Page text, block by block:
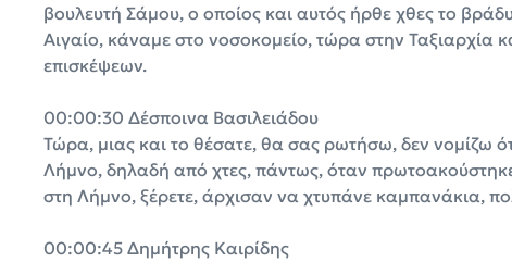
βουλευτή Σάμου, ο οποίος και αυτός ήρθε χθες το
Αιγαίο, κάναμε στο νοσοκομείο, τώρα στην Ταξιαρχία
επισκέψεων.
00:00:30 Δέσποινα Βασιλειάδου
Τώρα, μιας και το θέσατε, θα σας ρωτήσω, δεν νομίζω
Λήμνο, δηλαδή από χτες, πάντως, όταν
στη Λήμνο, ξέρετε, άρχισαν να χτυπάνε καμπανάκια,
00:00:45 Δημήτρης Καιρίδης